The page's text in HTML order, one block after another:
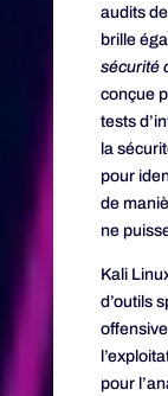
audits
brille
sécurité
conçue
tests
la
pour
de
ne
Kali
d’outils
pour